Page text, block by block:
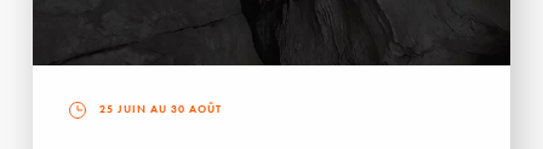
25 JUIN AU 30 AOÛT